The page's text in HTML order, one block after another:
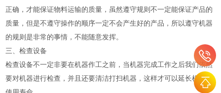
正确，才能保证物料运输的质量，虽然遵守规则不一定能保证产品的
质量，但是不遵守操作的顺序一定不会产生好的产品，所以遵守机器
的规则是非常的事情，不能随意发挥。
三、检查设备
检查设备不一定非要在机器作工之前，当机器完成工作之后我们依然
要对机器进行检查，并且还要清洁打扫机器，这样才可以延长机器的